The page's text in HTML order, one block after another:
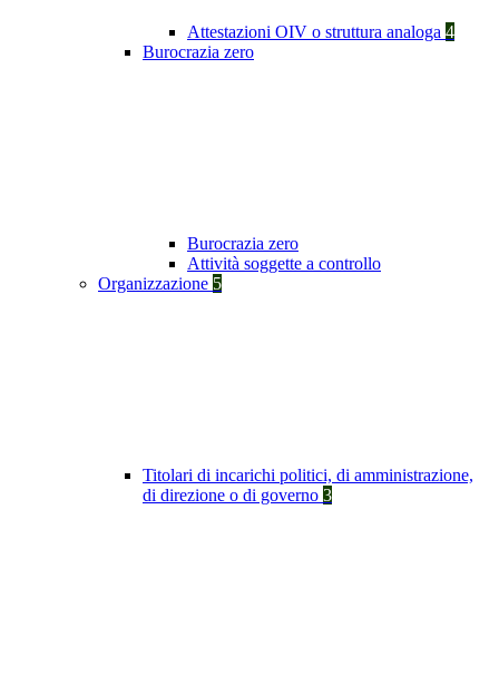
Attestazioni OIV o struttura analoga 4
Burocrazia zero
Burocrazia zero
Attività soggette a controllo
Organizzazione 5
Titolari di incarichi politici, di amministrazione,
di direzione o di governo 3